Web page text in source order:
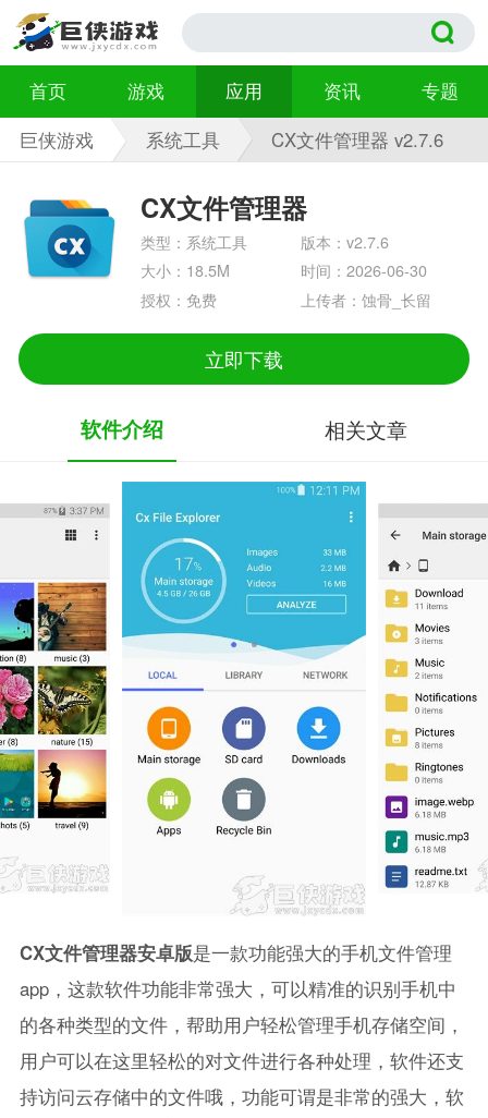
首页 游戏 应用 资讯
专题
巨侠游戏
系统工具 CX文件管理器 v2.7.6
CX文件管理器
类型：系统工具
版本：v2.7.6
大小：18.5M
时间：2026-06-30
授权：免费
上传者：蚀骨_长留
立即下载
软件介绍 相关文章
CX文件管理器安卓版是一款功能强大的手机文件管理
app，这款软件功能非常强大，可以精准的识别手机中
的各种类型的文件，帮助用户轻松管理手机存储空间，
用户可以在这里轻松的对文件进行各种处理，软件还支
持访问云存储中的文件哦，功能可谓是非常的强大，软